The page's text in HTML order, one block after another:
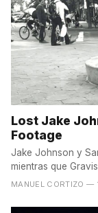
Lost Jake
Footage
Jake Johnson y
mientras que
Pease....
MANUEL CORTIZO —